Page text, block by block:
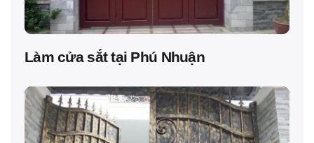
Làm cửa sắt tại Phú Nhuận